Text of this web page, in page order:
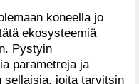
koneella jo
ekosysteemiä
Pystyin
parametreja ja
sellaisia, joita tarvitsin